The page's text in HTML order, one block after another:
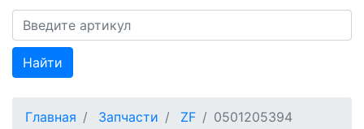
Найти
Главная Запчасти ZF 0501205394